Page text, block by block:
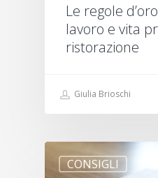
Le regole
lavoro e vita
ristorazione
Giulia Brioschi
CONSIGLI